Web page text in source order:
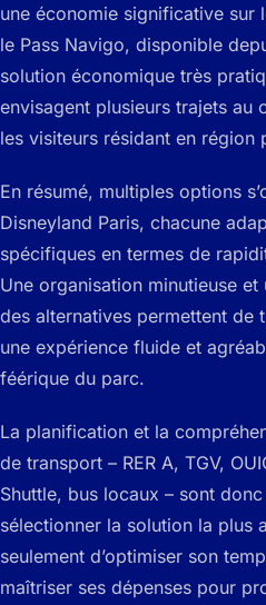
une économie significative sur
le Pass Navigo, disponible
solution économique très
envisagent plusieurs trajets au
les visiteurs résidant en région
En résumé, multiples options
Disneyland Paris, chacune
spécifiques en termes de
Une organisation minutieuse
des alternatives permettent de
une expérience fluide et
féérique du parc.
La planification et la
de transport – RER A, TGV,
Shuttle, bus locaux – sont
sélectionner la solution la plus
seulement d’optimiser son
maîtriser ses dépenses pour